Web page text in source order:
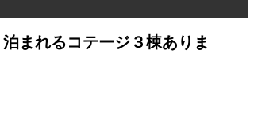
まれるコテージ３棟ありま